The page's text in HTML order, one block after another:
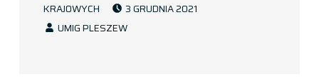
KRAJOWYCH
3 GRUDNIA 2021
UMIG PLESZEW